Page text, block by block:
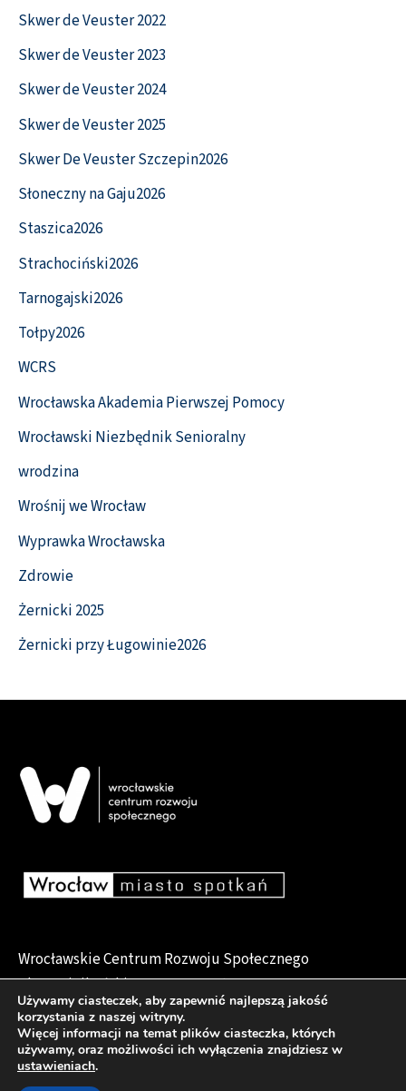
Skwer de Veuster 2022
Skwer de Veuster 2023
Skwer de Veuster 2024
Skwer de Veuster 2025
Skwer De Veuster Szczepin2026
Słoneczny na Gaju2026
Staszica2026
Strachociński2026
Tarnogajski2026
Tołpy2026
WCRS
Wrocławska Akademia Pierwszej Pomocy
Wrocławski Niezbędnik Senioralny
wrodzina
Wrośnij we Wrocław
Wyprawka Wrocławska
Zdrowie
Żernicki 2025
Żernicki przy Ługowinie2026
Wrocławskie Centrum Rozwoju Społecznego
pl. Dominikański 6, 50-159 Wrocław
Deklaracja dostępności
Używamy ciasteczek, aby zapewnić najlepszą jakość
korzystania z naszej witryny.
Więcej informacji na temat plików ciasteczka, których
używamy, oraz możliwości ich wyłączenia znajdziesz w
ustawieniach.